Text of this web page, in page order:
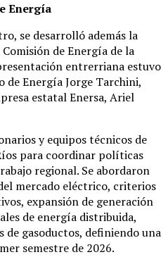
Energía
se desarrolló además la
de Energía de la
entrerriana estuvo
de Energía Jorge Tarchini,
estatal Enersa, Ariel
y equipos técnicos de
para coordinar políticas
regional. Se abordaron
mercado eléctrico, criterios
expansión de generación
de energía distribuida,
gasoductos, definiendo una
semestre de 2026.